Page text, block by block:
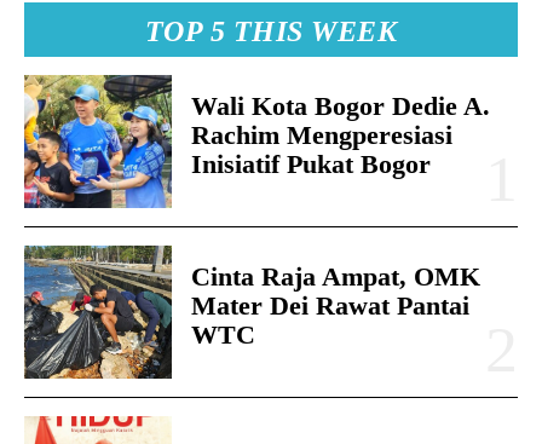
TOP 5 THIS WEEK
Wali Kota Bogor Dedie A.
Rachim Mengperesiasi
Inisiatif Pukat Bogor
Cinta Raja Ampat, OMK
Mater Dei Rawat Pantai
WTC